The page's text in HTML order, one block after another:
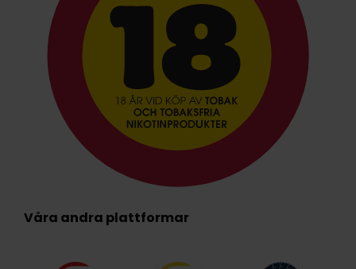
Våra andra plattformar